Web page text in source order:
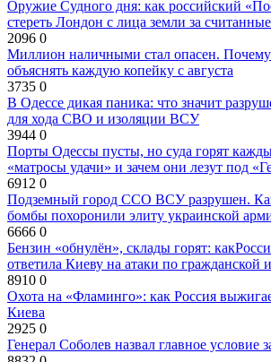
Оружие Судного дня: как российский
стереть Лондон с лица земли за
2096 0
Миллион наличными стал опасен. Почему
объяснять каждую копейку с августа
3735 0
В Одессе дикая паника: что значит
для хода СВО и изоляции ВСУ
3944 0
Порты Одессы пусты, но суда горят
«матросы удачи» и зачем они лезут под
6912 0
Подземный город ССО ВСУ разрушен.
бомбы похоронили элиту украинской
6666 0
Бензин «обнулён», склады горят:
ответила Киеву на атаки по гражданской
8910 0
Охота на «Фламинго»: как Россия
Киева
2925 0
Генерал Соболев назвал главное